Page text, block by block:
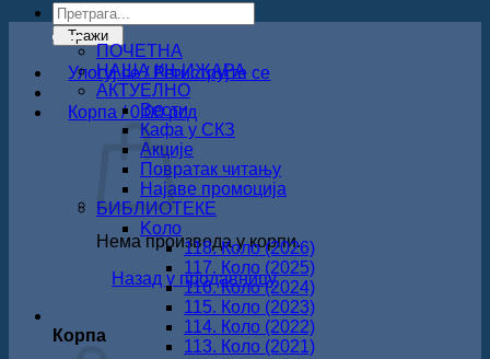
Products
search
Тражи
Улогуј се / Региструјте се
Корпа /0.00рсд
Нема производа у корпи.
Назад у продавницу
Корпа
ПОЧЕТНА
НАША КЊИЖАРА
АКТУЕЛНО
Вести
Кафа у СКЗ
Акције
Повратак читању
Најаве промоција
БИБЛИОТЕКЕ
Koло
118. Коло (2026)
117. Коло (2025)
116. Коло (2024)
115. Коло (2023)
114. Коло (2022)
113. Коло (2021)